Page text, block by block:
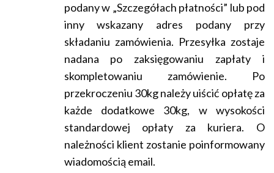
podany w „Szczegółach płatności” lub pod
inny wskazany adres podany przy
składaniu zamówienia. Przesyłka zostaje
nadana po zaksięgowaniu zapłaty i
skompletowaniu zamówienie. Po
przekroczeniu 30kg należy uiścić opłatę za
każde dodatkowe 30kg, w wysokości
standardowej opłaty za kuriera. O
należności klient zostanie poinformowany
wiadomością email.